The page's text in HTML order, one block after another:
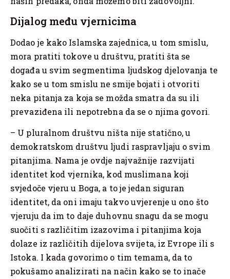
Dijalog među vjernicima
Dodao je kako Islamska zajednica, u tom smislu,
mora pratiti tokove u društvu, pratiti šta se
događa u svim segmentima ljudskog djelovanja te
kako se u tom smislu ne smije bojati i otvoriti
neka pitanja za koja se možda smatra da su ili
prevaziđena ili nepotrebna da se o njima govori.
– U pluralnom društvu ništa nije statično, u
demokratskom društvu ljudi raspravljaju o svim
pitanjima. Nama je ovdje najvažnije razvijati
identitet kod vjernika, kod muslimana koji
svjedoče vjeru u Boga, a to je jedan siguran
identitet, da oni imaju takvo uvjerenje u ono što
vjeruju da im to daje duhovnu snagu da se mogu
suočiti s različitim izazovima i pitanjima koja
dolaze iz različitih dijelova svijeta, iz Evrope ili s
Istoka. I kada govorimo o tim temama, da to
pokušamo analizirati na način kako se to inače